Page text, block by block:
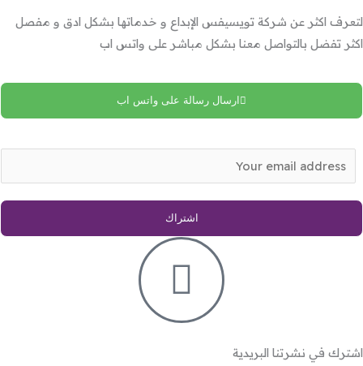
لتعرف اكثر عن شركة تويسيفس الإبداع و خدماتها بشكل ادق و مفصل
اكثر تفضل بالتواصل معنا بشكل مباشر على واتس اب
ارسال رسالة على واتس اب
m
a
اشتراك
اشترك في نشرتنا البريدية